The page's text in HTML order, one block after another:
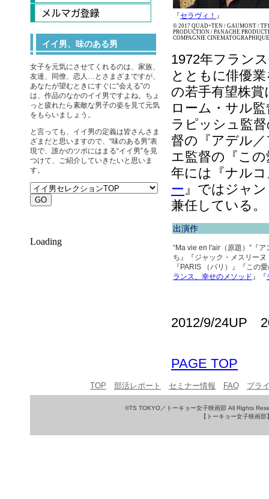
イイ男、味のある男
女子を元気にさせてくれるのは、家族、
友達、同僚、恋人…とさまざまですが、
あなたが望むときにすぐに“会える”の
は、作品のなかのイイ男ですよね。ちょ
っと疲れたら素敵な男子の姿を見て元気
をもらいましょう。
と言っても、イイ男の定義は皆さんさま
ざまだと思いますので、“味のある男”表
現で、誰かのツボにはまる“イイ男”を見
つけて、ご紹介していきたいと思いま
す。
Loading
『セラヴィ！ 』
© 2017 QUAD+TEN / GAUMONT /
PRODUCTION / PANACHE
COMPAGNIE CINEMATOGRAPHIQUE
1972年フラン
とともに俳優
の若手有望株
ローム・サル
ラピッシュ監
督の『アデル
エ監督の『こ
年には『ナル
ー』ではジャ
兼任している。
出演作
“Ma vie en l'air（原題）”『
ち』『ジャック・メスリー
『PARIS （パリ）』『この
ランス、幸せのメソッド』『
2012/9/24UP
PAGE TOP
TOP 部活レポート セミナー情報 FAQ プラ
©TS TOKYO／トーキョー女子映画部 All Rights
【トーキョー女子映画